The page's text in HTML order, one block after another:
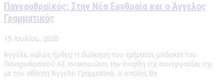
Πανερυθραϊκός: Στην Νέα Ερυθραία και ο Άγγελος
Γραμματικός
19 Ιουλίου, 2026
Άγγελε, καλώς ήρθες! Η διοίκηση του τμήματος μπάσκετ του
Πανερυθραϊκού ΑΣ ανακοινώνει την έναρξη της συνεργασίας της
με τον αθλητή Άγγελο Γραμματικό, ο οποίος θα